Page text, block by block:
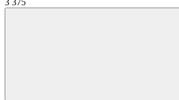
3 375